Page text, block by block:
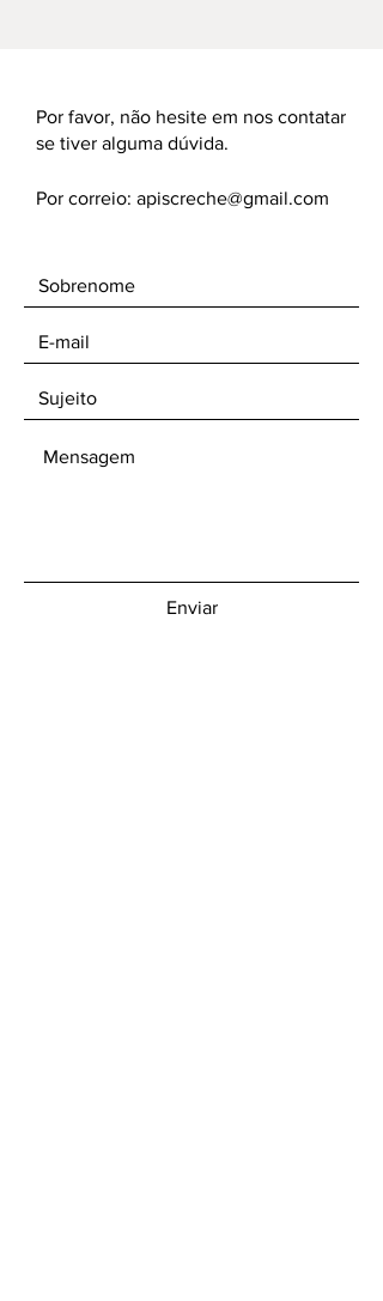
Por favor, não hesite em nos contatar
se tiver alguma dúvida.
Por correio: apiscreche@gmail.com
Enviar